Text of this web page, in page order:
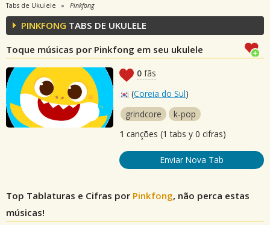
Tabs de Ukulele Pinkfong
PINKFONG TABS DE UKULELE
Toque músicas por Pinkfong em seu ukulele
0 fãs
(Coreia do Sul)
grindcore
k-pop
1 canções (1 tabs y 0 cifras)
Enviar Nova Tab
Top Tablaturas e Cifras por Pinkfong, não perca estas
músicas!